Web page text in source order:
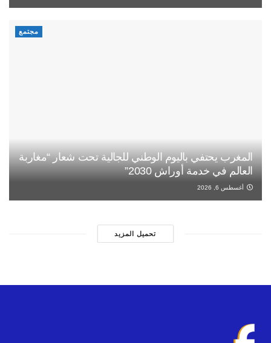
مجتمع
المغرب يحتفي باليوم الوطني للجالية تحت شعار “مغاربة
العالم في خدمة أوراش 2030”
أغسطس 6, 2026
تحميل المزيد